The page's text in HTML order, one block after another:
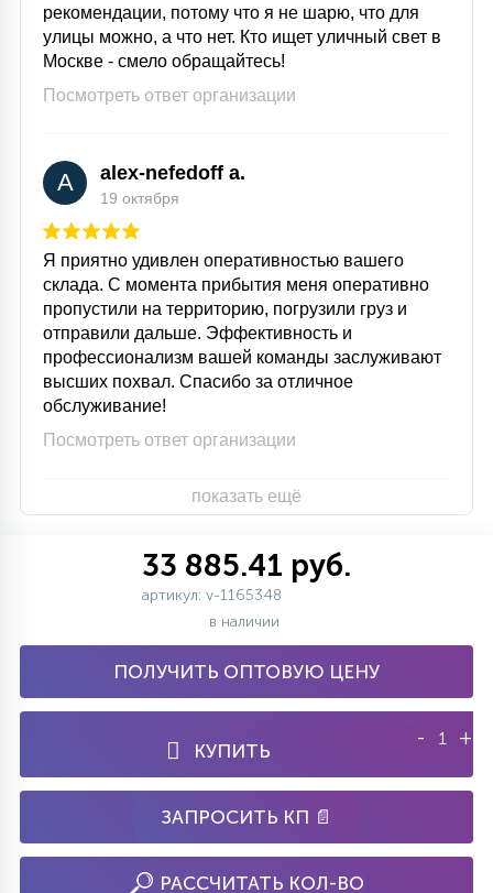
рекомендации, потому что я не шарю, что для
улицы можно, а что нет. Кто ищет уличный свет в
Москве - смело обращайтесь!
Посмотреть ответ организации
A alex-nefedoff a.
19 октября
Я приятно удивлен оперативностью вашего
склада. С момента прибытия меня оперативно
пропустили на территорию, погрузили груз и
отправили дальше. Эффективность и
профессионализм вашей команды заслуживают
высших похвал. Спасибо за отличное
обслуживание!
Посмотреть ответ организации
показать ещё
33 885.41 руб.
артикул: v-1165348
в наличии
ПОЛУЧИТЬ ОПТОВУЮ ЦЕНУ
КУПИТЬ
- +
ЗАПРОСИТЬ КП 📄
РАССЧИТАТЬ КОЛ-ВО